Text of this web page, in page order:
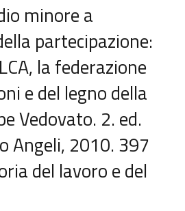
minore a
partecipazione:
la federazione
e del legno della
Vedovato. 2. ed.
Angeli, 2010. 397
del lavoro e del